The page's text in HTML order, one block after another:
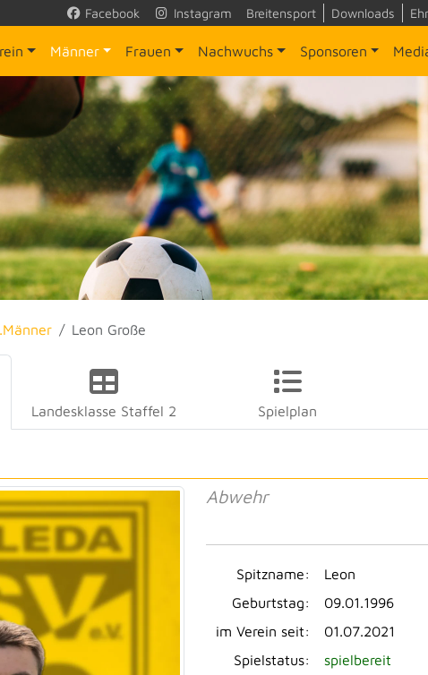
Facebook Instagram Breitensport Downloads
Männer Frauen Nachwuchs Sponsoren
Leon Große
Landesklasse Staffel 2 Spielplan
Abwehr
Spitzname:
Leon
Geburtstag:
09.01.1996
im Verein seit:
01.07.2021
Spielstatus:
spielbereit